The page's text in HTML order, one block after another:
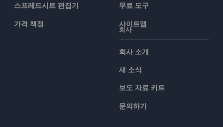
스프레드시트 편집기
가격 책정
무료 도구
사이트맵
회사
회사 소개
새 소식
보도 자료 키트
문의하기